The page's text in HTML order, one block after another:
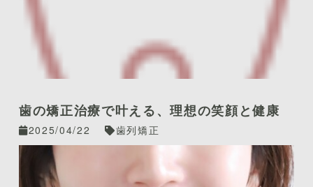
歯の矯正治療で叶える、理想の笑顔と健康
2025/04/22 歯列矯正